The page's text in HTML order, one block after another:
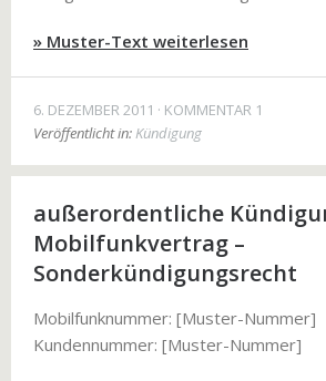
» Muster-Text weiterlesen
6. DEZEMBER 2011
KOMMENTAR 1
Veröffentlicht in:Kündigung
außerordentliche
Mobilfunkvertrag –
Sonderkündigungsrecht
Mobilfunknummer: [Muster-Nummer]
Kundennummer: [Muster-Nummer]